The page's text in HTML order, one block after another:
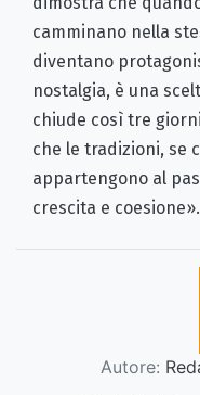
camminano nella
diventano
nostalgia, è una
chiude così tre
che le tradizioni, se
appartengono al
crescita e coesione».
Autore: